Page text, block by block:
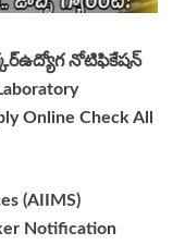
నోటిఫికేషన్
Online Check All
(AIIMS)
Notification